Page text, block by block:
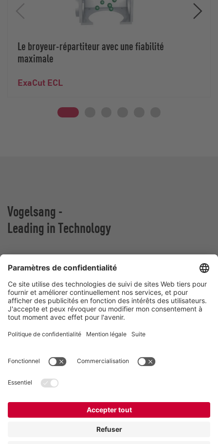
Le broyeur-répartiteur avec une fiabilité
maximale
ExaCut ECL
Vogelsang -
Leading in Technology
VOGELSANG BELGIUM N.V.
Slingerstraat 50
8820 Torhout
Belgique
Téléphone:+32 51 81 96 40